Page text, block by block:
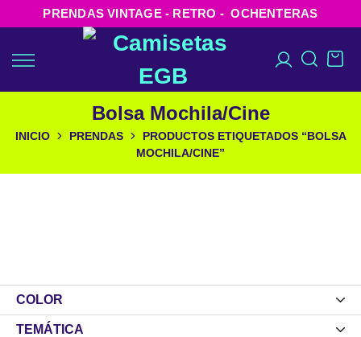
PRENDAS VINTAGE - RETRO - OCHENTERAS
INICIO PRENDAS
PRODUCTOS ETIQUETADOS “BOLSA
MOCHILA/CINE”
Bolsa Mochila/Cine
COLOR
TEMÁTICA